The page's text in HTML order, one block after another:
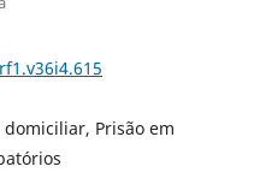
Prisão em